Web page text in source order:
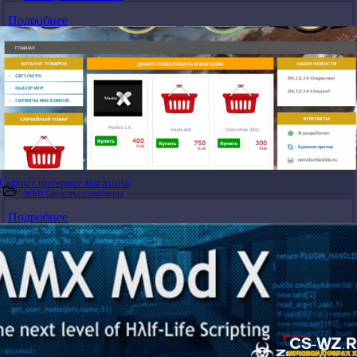
Подробнее
Скрипт интернет магазина
WEB Скрипты + шаблоны
Подробнее